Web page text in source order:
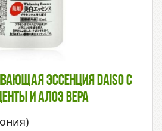
Эссенция Daiso С
И Алоэ Вера